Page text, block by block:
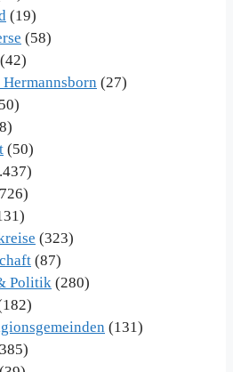
(19)
(58)
(42)
Hermannsborn (27)
(50)
(323)
(87)
Politik (280)
(131)